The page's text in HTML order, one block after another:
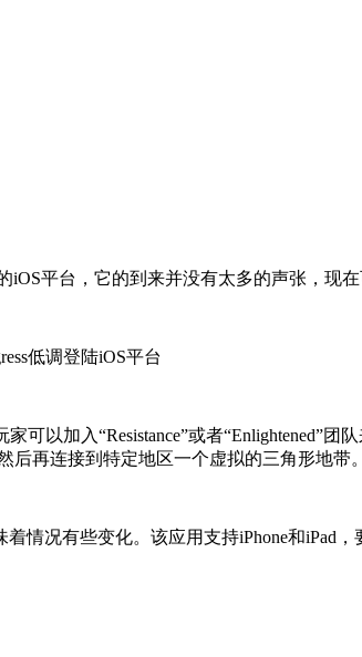
平台，它的到来并没有太多的声张，现在
以加入“Resistance”或者“Enlightened”团
再连接到特定地区一个虚拟的三角形地带。
况有些变化。该应用支持iPhone和iPad，